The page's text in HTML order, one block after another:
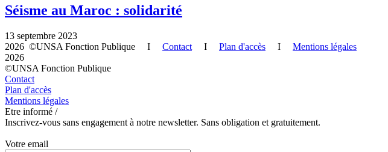
Séisme au Maroc : solidarité
13 septembre 2023
2026 ©UNSA Fonction Publique I Contact I Plan d'accès I Mentions légales
2026
©UNSA Fonction Publique
Contact
Plan d'accès
Mentions légales
Etre informé /
Inscrivez-vous sans engagement à notre newsletter. Sans obligation et gratuitement.
Votre email